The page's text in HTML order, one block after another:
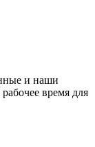
и наши
время для